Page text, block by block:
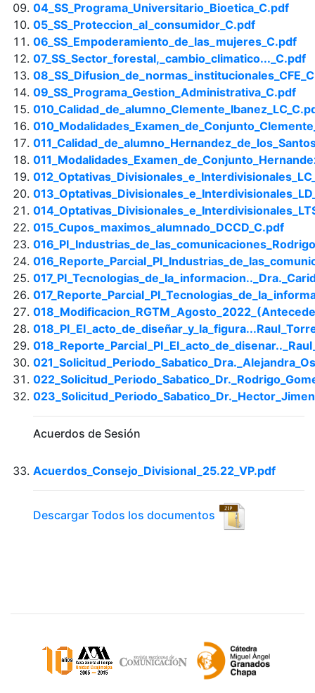
04_SS_Programa_Universitario_Bioetica_C.pdf
05_SS_Proteccion_al_consumidor_C.pdf
06_SS_Empoderamiento_de_las_mujeres_C.pdf
07_SS_Sector_forestal,_cambio_climatico..._C.pdf
09_SS_Programa_Gestion_Administrativa_C.pdf
015_Cupos_maximos_alumnado_DCCD_C.pdf
Acuerdos de Sesión
Acuerdos_Consejo_Divisional_25.22_VP.pdf
Descargar Todos los documentos